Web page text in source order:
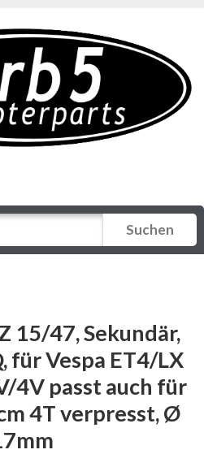
Suchen
15/47, Sekundär,
für Vespa ET4/LX
4V passt auch für
4T verpresst, Ø